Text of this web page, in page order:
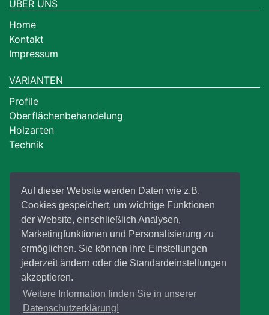
Auf dieser Website werden Daten wie z.B.
Cookies gespeichert, um wichtige Funktionen
der Website, einschließlich Analysen,
Marketingfunktionen und Personalisierung zu
ermöglichen. Sie können Ihre Einstellungen
jederzeit ändern oder die Standardeinstellungen
akzeptieren.
Weitere Information finden Sie in unserer
Datenschutzerklärung!
ÜBER UNS
Home
Kontakt
Impressum
VARIANTEN
Profile
Oberflächenbehandelung
Holzarten
Technik